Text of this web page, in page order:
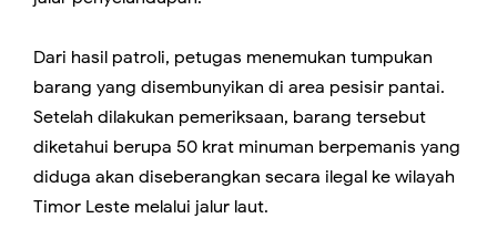
Dari hasil patroli, petugas menemukan tumpukan
barang yang disembunyikan di area pesisir pantai.
Setelah dilakukan pemeriksaan, barang tersebut
diketahui berupa 50 krat minuman berpemanis yang
diduga akan diseberangkan secara ilegal ke wilayah
Timor Leste melalui jalur laut.